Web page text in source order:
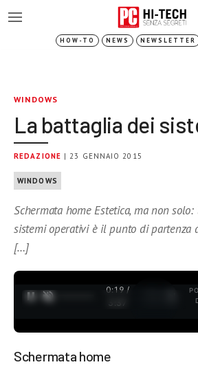
HOW-TO NEWS NEWSLETTER
WINDOWS
La battaglia dei
REDAZIONE | 23 GENNAIO 2015
WINDOWS
Schermata home Estetica, ma non
sistemi operativi è il punto di partenza
[…]
0:19 /
3:37
Schermata home